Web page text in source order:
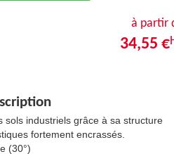
à partir
34,55 €
sols industriels grâce à sa structure
fortement encrassés.
(30°)